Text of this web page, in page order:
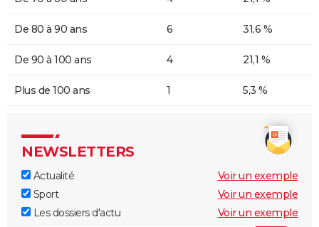
De 80 à 90 ans 6 31,6 %
De 90 à 100 ans 4 21,1 %
Plus de 100 ans 1 5,3 %
NEWSLETTERS
Actualité
Voir un exemple
Sport
Voir un exemple
Les dossiers d'actu
Voir un exemple